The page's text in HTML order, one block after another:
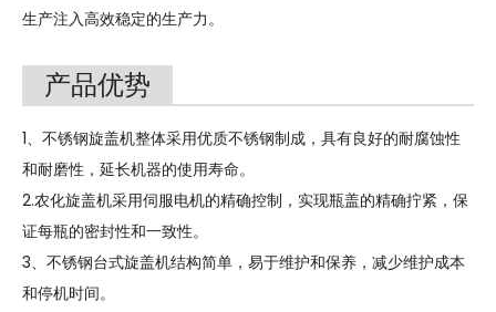
生产注入高效稳定的生产力。
产品优势
1、不锈钢旋盖机整体采用优质不锈钢制成，具有良好的耐腐蚀性
和耐磨性，延长机器的使用寿命。
2.农化旋盖机采用伺服电机的精确控制，实现瓶盖的精确拧紧，保
证每瓶的密封性和一致性。
3、不锈钢台式旋盖机结构简单，易于维护和保养，减少维护成本
和停机时间。